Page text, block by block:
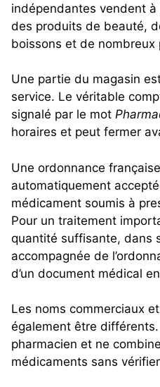
indépendantes vendent
des produits de beauté,
boissons et de
Une partie du magasin
service. Le véritable
signalé par le mot
horaires et peut fermer
Une ordonnance
automatiquement
médicament soumis à
Pour un traitement
quantité suffisante, dans
accompagnée de
d’un document médical
Les noms commerciaux
également être
pharmacien et ne
médicaments sans